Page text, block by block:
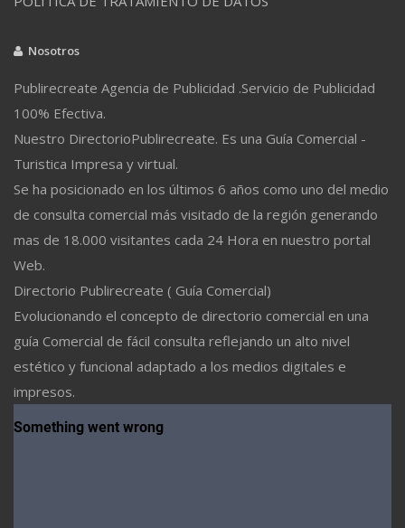
Nosotros
Publirecreate Agencia de Publicidad .Servicio de Publicidad
100% Efectiva.
Nuestro DirectorioPublirecreate. Es una Guía Comercial -
Turistica Impresa y virtual.
Se ha posicionado en los últimos 6 años como uno del medio
de consulta comercial más visitado de la región generando
mas de 18.000 visitantes cada 24 Hora en nuestro portal
Web.
Directorio Publirecreate ( Guía Comercial)
Evolucionando el concepto de directorio comercial en una
guía Comercial de fácil consulta reflejando un alto nivel
estético y funcional adaptado a los medios digitales e
impresos.